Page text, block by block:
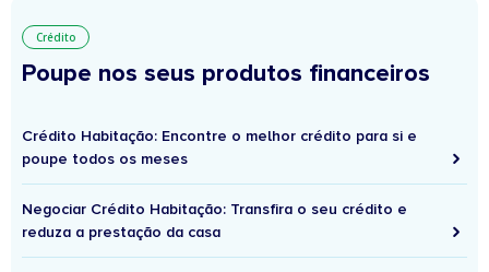
Crédito
Poupe nos seus produtos financeiros
Crédito Habitação: Encontre o melhor crédito para si e
poupe todos os meses
Negociar Crédito Habitação: Transfira o seu crédito e
reduza a prestação da casa